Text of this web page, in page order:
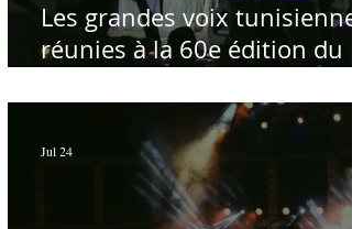
Les grandes voix
réunies à la 60e édition du
Carthage pour célébrer la
République - Par Sofien
Jul 24